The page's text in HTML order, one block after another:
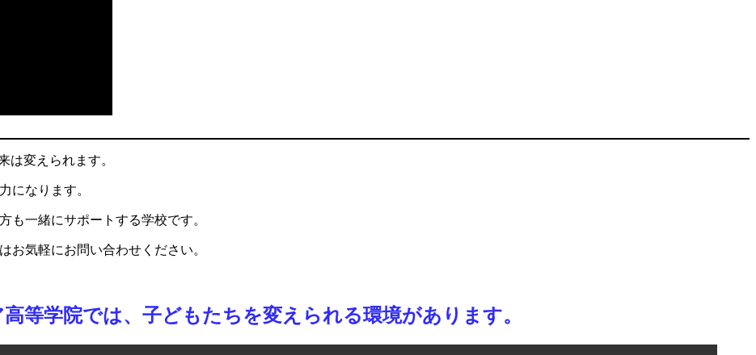
は変えられます。
になります。
も一緒にサポートする学校です。
お気軽にお問い合わせください。
等学院では、子どもたちを変えられる環境があります。